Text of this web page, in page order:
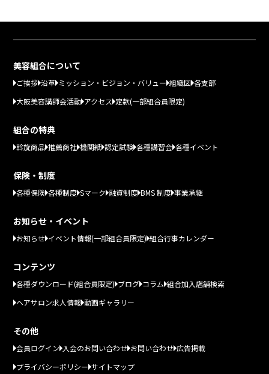
美容組合について
ご挨拶 沿革 ミッション・ビジョン・バリュー 組織図 各支部
大阪美容講師会活動 アクセス 定款(一部組合員限定)
組合の特典
斡旋商品 推薦商社 機関紙 認定試験 各種講習会 各種イベント
保険・制度
各種保険 各種制度 Sマーク 融資制度 BMS 制度 事業承継
お知らせ・イベント
お知らせ イベント情報(一部組合員限定) 組合行事カレンダー
コンテンツ
各種ダウンロード(組合員限定) ブログ コラム 組合加入店舗検索
ヘアサロン求人情報 動画ギャラリー
その他
会員ログイン 入会のお問い合わせ お問い合わせ 広告掲載
プライバシーポリシー サイトマップ